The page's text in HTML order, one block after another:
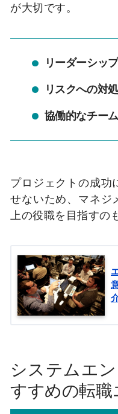
が大切です。
リーダーシッ
リスクへの対
協働的なチー
プロジェクトの成功
せないため、マネジ
上の役職を目指すの
システムエ
すすめの転